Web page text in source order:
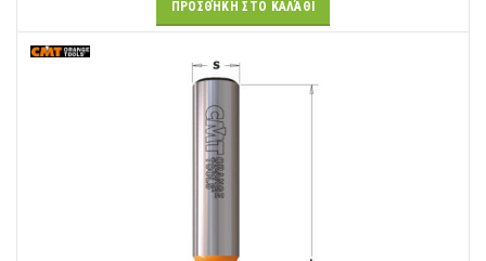
ΠΡΟΣΘΉΚΗ ΣΤΟ ΚΑΛΆΘΙ